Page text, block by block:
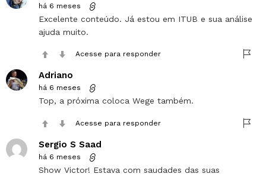
há 6 meses
Excelente conteúdo. Já estou em ITUB e sua análise
ajuda muito.
Acesse para responder
Adriano
há 6 meses
Top, a próxima coloca Wege também.
Acesse para responder
Sergio S Saad
há 6 meses
Show Victor! Estava com saudades das suas